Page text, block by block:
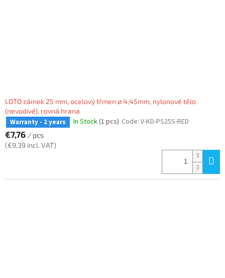
LOTO zámek 25 mm, ocelový třmen ⌀ 4,45mm, nylonové tělo
(nevodivé), rovná hrana
Warranty - 2 years In Stock(1 pcs) Code: V-KD-PS25S-RED
€7,76 / pcs
(€9,39 incl. VAT)